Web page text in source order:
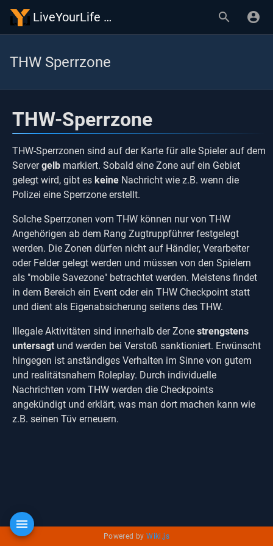
LiveYourLife Wiki
THW Sperrzone
THW-Sperrzone
THW-Sperrzonen sind auf der Karte für alle Spieler auf dem
Servergelb markiert. Sobald eine Zone auf ein Gebiet
gelegt wird, gibt es keine Nachricht wie z.B. wenn die
Polizei eine Sperrzone erstellt.
Solche Sperrzonen vom THW können nur von THW
Angehörigen ab dem Rang Zugtruppführer festgelegt
werden. Die Zonen dürfen nicht auf Händler, Verarbeiter
oder Felder gelegt werden und müssen von den Spielern
als "mobile Savezone" betrachtet werden. Meistens findet
in dem Bereich ein Event oder ein THW Checkpoint statt
und dient als Eigenabsicherung seitens des THW.
Illegale Aktivitäten sind innerhalb der Zone strengstens
untersagt und werden bei Verstoß sanktioniert. Erwünscht
hingegen ist anständiges Verhalten im Sinne von gutem
und realitätsnahem Roleplay. Durch individuelle
Nachrichten vom THW werden die Checkpoints
angekündigt und erklärt, was man dort machen kann wie
z.B. seinen Tüv erneuern.
Powered byWiki.js